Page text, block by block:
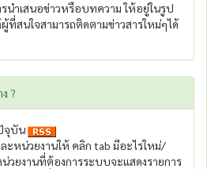
นำเสนอข่าวหรือบทความ ให้อยู่ในรูป
ที่สนใจสามารถติดตามข่าวสารใหม่ๆได้
?
จุบัน
ะหน่วยงานให้ คลิก tab มีอะไรใหม่/
วยงานที่ต้องการระบบจะแสดงรายการ